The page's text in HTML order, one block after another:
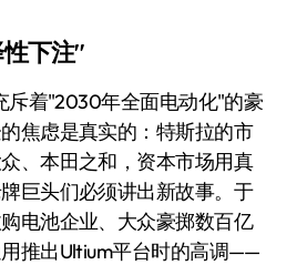
下注"
着"2030年全面电动化"的豪
焦虑是真实的：特斯拉的市
、本田之和，资本市场用真
巨头们必须讲出新故事。于
电池企业、大众豪掷数百亿
推出Ultium平台时的高调——